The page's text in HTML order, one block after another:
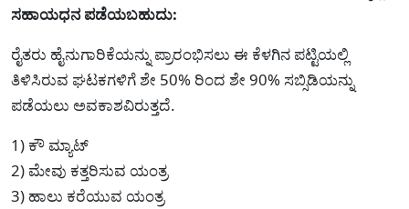
ಸಹಾಯಧನ ಪಡೆಯಬಹುದು:
ರೈತರು ಹೈನುಗಾರಿಕೆಯನ್ನು ಪ್ರಾರಂಭಿಸಲು ಈ ಕೆಳಗಿನ ಪಟ್ಟಿಯಲ್ಲಿ
ತಿಳಿಸಿರುವ ಘಟಕಗಳಿಗೆ ಶೇ 50% ರಿಂದ ಶೇ 90% ಸಬ್ಸಿಡಿಯನ್ನು
ಪಡೆಯಲು ಅವಕಾಶವಿರುತ್ತದೆ.
1) ಕೌ ಮ್ಯಾಟ್
2) ಮೇವು ಕತ್ತರಿಸುವ ಯಂತ್ರ
3) ಹಾಲು ಕರೆಯುವ ಯಂತ್ರ